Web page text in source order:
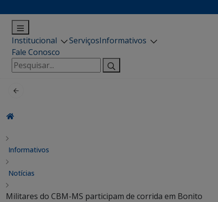
Institucional ServiçosInformativos
Fale Conosco
Pesquisar
por:
Informativos
Notícias
Militares do CBM-MS participam de corrida em Bonito